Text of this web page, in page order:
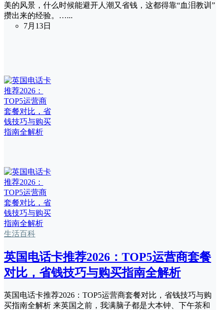
美的风景，什么时候能避开人潮又省钱，这都得靠“血泪教训”
攒出来的经验。…...
7月13日
生活百科
英国电话卡推荐2026：TOP5运营商套餐
对比，省钱技巧与购买指南全解析
英国电话卡推荐2026：TOP5运营商套餐对比，省钱技巧与购
买指南全解析 来英国之前，我满脑子都是大本钟、下午茶和